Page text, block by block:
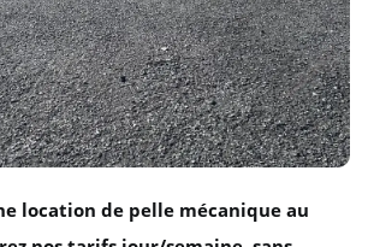
location de pelle mécanique au